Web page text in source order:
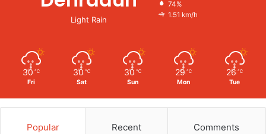
Light Rain
74%
1.51 km/h
30 ℃
Fri
30 ℃
Sat
30 ℃
Sun
29 ℃
Mon
26 ℃
Tue
Popular Recent Comments